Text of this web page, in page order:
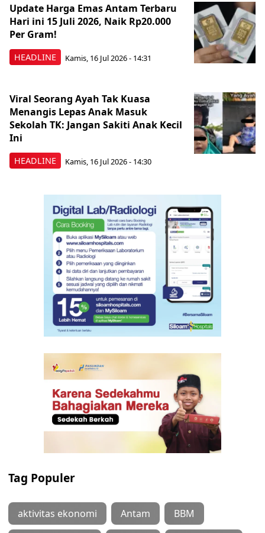
HEADLINE
Update Harga Emas Antam Terbaru
Hari ini 15 Juli 2026, Naik Rp20.000
Per Gram!
Kamis, 16 Jul 2026 - 14:31
HEADLINE
Viral Seorang Ayah Tak Kuasa
Menangis Lepas Anak Masuk
Sekolah TK: Jangan Sakiti Anak Kecil
Ini
Kamis, 16 Jul 2026 - 14:30
Tag Populer
aktivitas ekonomi Antam BBM